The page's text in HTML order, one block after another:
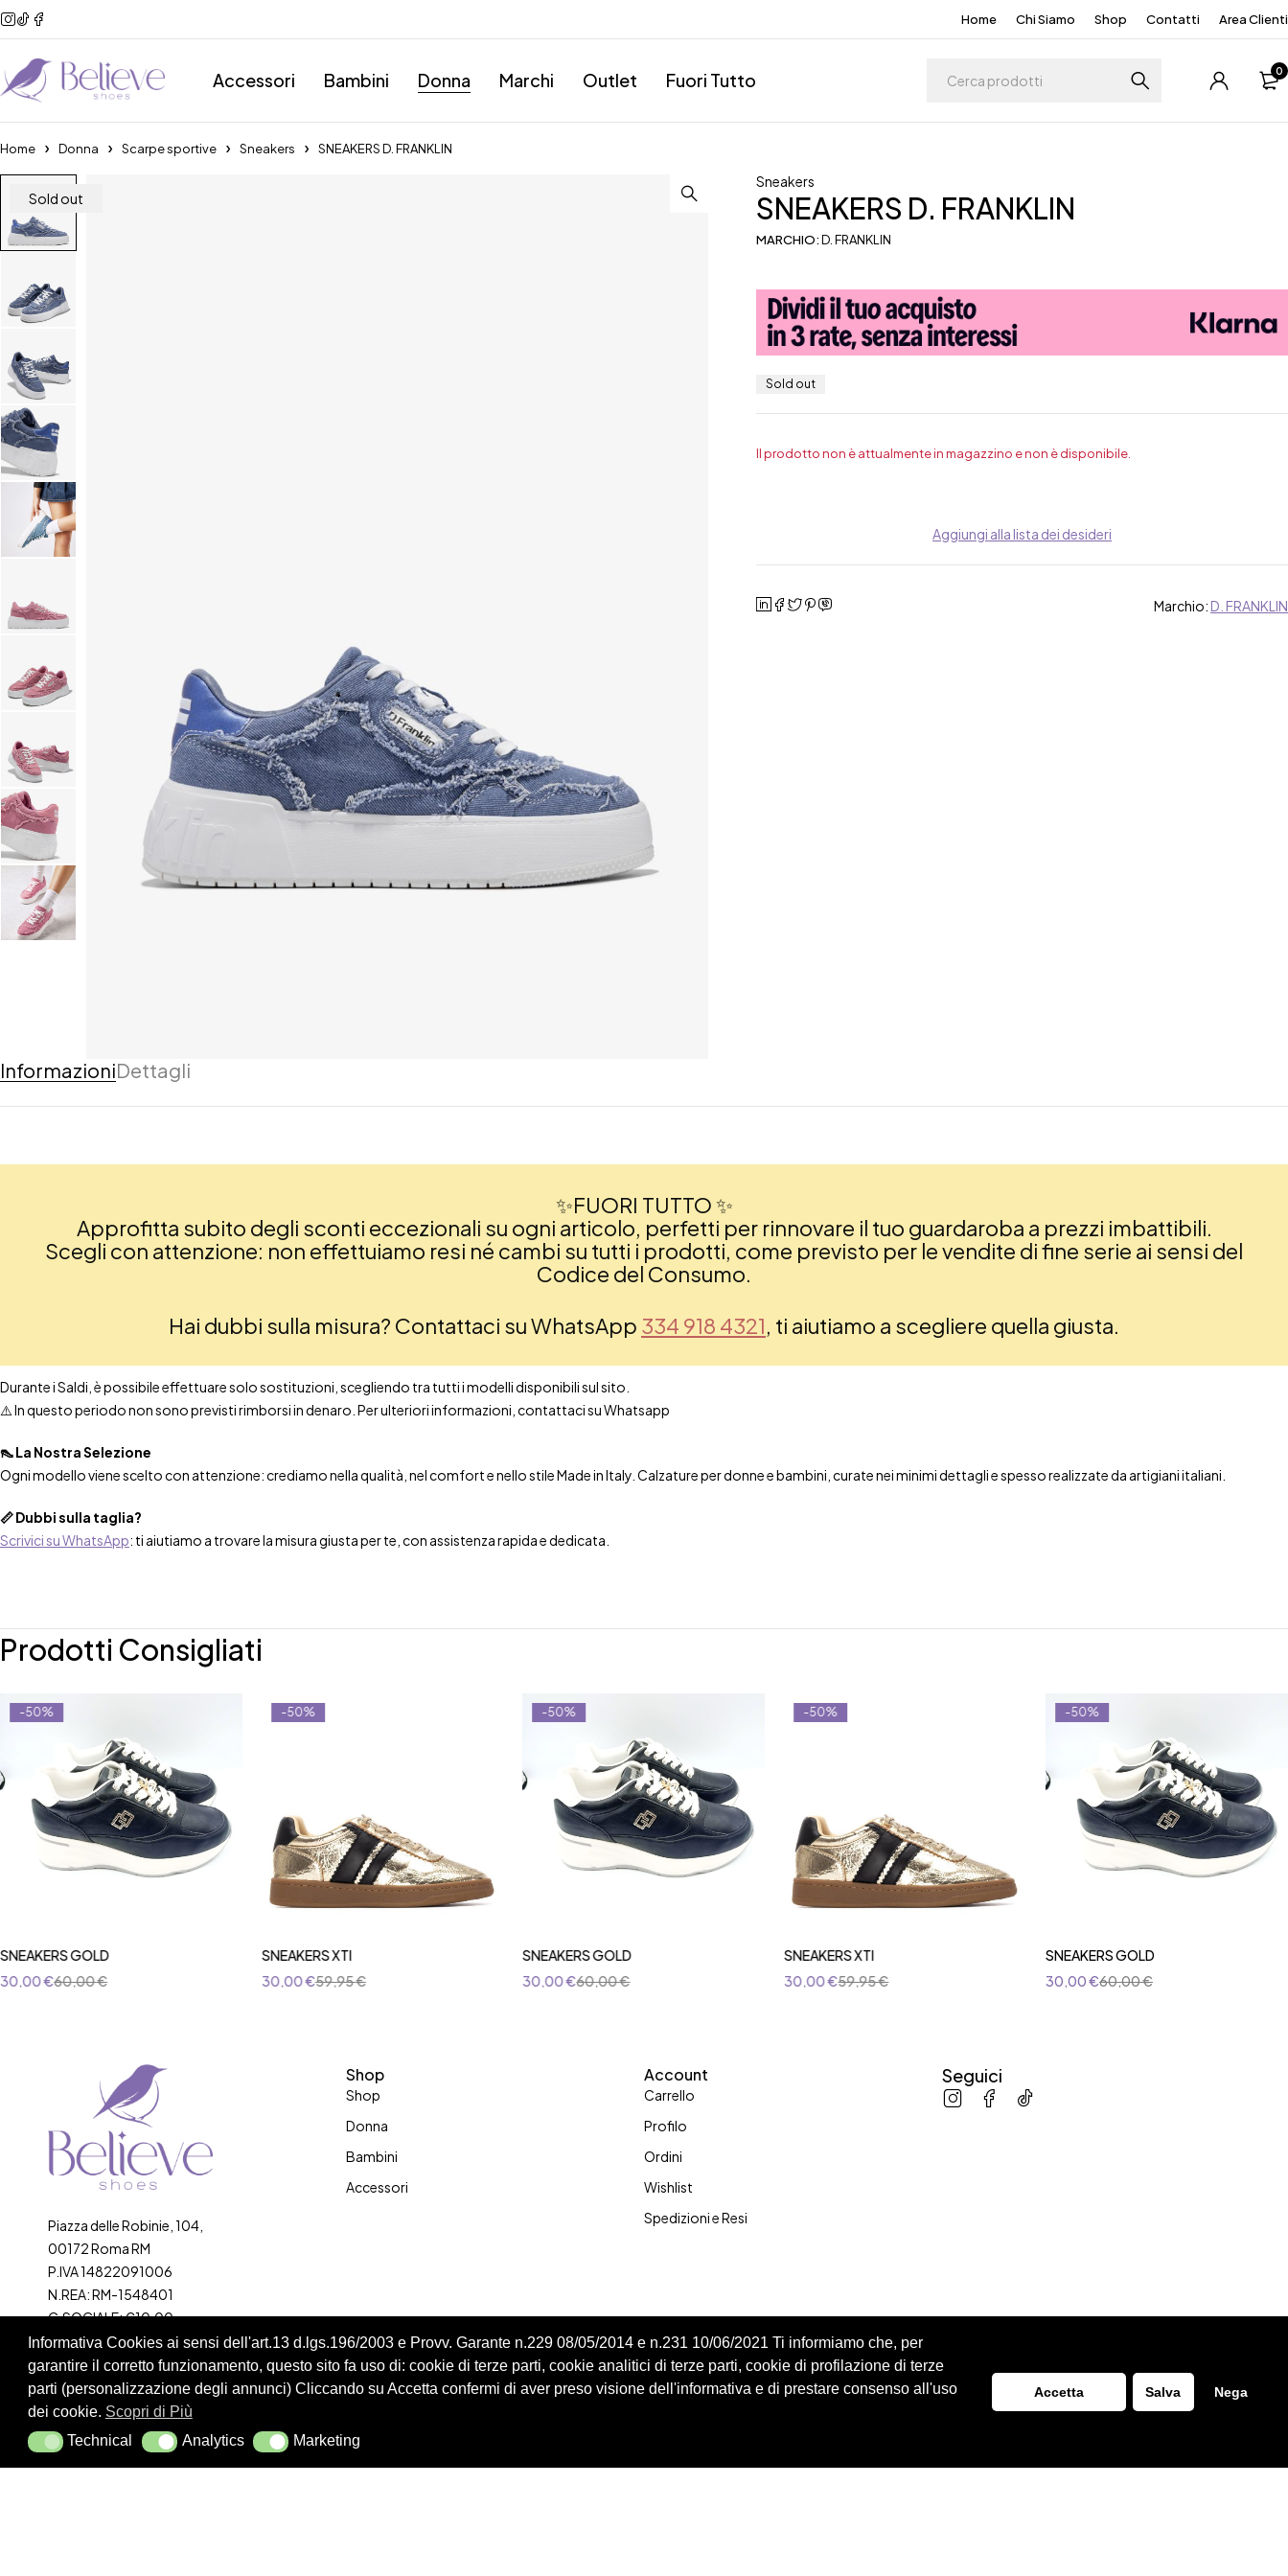
Informativa Cookies ai sensi dell'art.13 d.lgs.196/2003 e Provv. Garante n.229 08/05/2014 e n.231 10/06/2021 Ti informiamo che, per
garantire il corretto funzionamento, questo sito fa uso di: cookie di terze parti, cookie analitici di terze parti, cookie di profilazione di terze
parti (personalizzazione degli annunci) Cliccando su Accetta confermi di aver preso visione dell'informativa e di prestare consenso all'uso
dei cookie. Scopri di Più
Technical
Technical Analytics
Analytics Marketing
Marketing
Accetta Salva Nega
Home Chi Siamo Shop Contatti Area Clienti
Accessori Bambini Donna Marchi Outlet Fuori Tutto 0
Home Donna Scarpe sportive Sneakers SNEAKERS D. FRANKLIN
Sold out
Sneakers
SNEAKERS D. FRANKLIN
MARCHIO:D. FRANKLIN
Sold out
Il prodotto non è attualmente in magazzino e non è disponibile.
Aggiungi alla lista dei desideri
Marchio: D. FRANKLIN
InformazioniDettagli
✨FUORI TUTTO ✨
Approfitta subito degli sconti eccezionali su ogni articolo, perfetti per rinnovare il tuo guardaroba a prezzi imbattibili.
Scegli con attenzione: non effettuiamo resi né cambi su tutti i prodotti, come previsto per le vendite di fine serie ai sensi del
Codice del Consumo.
Hai dubbi sulla misura? Contattaci su WhatsApp 334 918 4321, ti aiutiamo a scegliere quella giusta.
Durante i Saldi, è possibile effettuare solo sostituzioni, scegliendo tra tutti i modelli disponibili sul sito.
⚠️ In questo periodo non sono previsti rimborsi in denaro. Per ulteriori informazioni, contattaci su Whatsapp
👠 La Nostra Selezione
Ogni modello viene scelto con attenzione: crediamo nella qualità, nel comfort e nello stile Made in Italy. Calzature per donne e bambini, curate nei minimi dettagli e spesso realizzate da artigiani italiani.
📏 Dubbi sulla taglia?
Scrivici su WhatsApp: ti aiutiamo a trovare la misura giusta per te, con assistenza rapida e dedicata.
Prodotti Consigliati
-50%
SNEAKERS GOLD
60,00€
30,00€
-50%
SNEAKERS XTI
59,95€
30,00€
-50%
SNEAKERS GOLD
60,00€
30,00€
-50%
SNEAKERS XTI
59,95€
30,00€
-50%
SNEAKERS GOLD
60,00€
30,00€
Piazza delle Robinie, 104,
00172 Roma RM
P.IVA 14822091006
N.REA: RM-1548401
C.SOCIALE: €10,00
334 918 4321
Shop
Shop
Donna
Bambini
Accessori
Account
Carrello
Profilo
Ordini
Wishlist
Spedizioni e Resi
Seguici